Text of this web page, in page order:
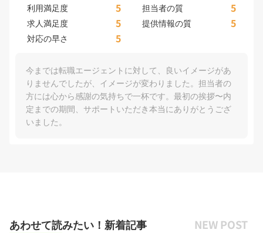
利用満足度 5 担当者の質 5
求人満足度 5 提供情報の質 5
対応の早さ 5
今までは転職エージェントに対して、良いイメージがあ
りませんでしたが、イメージが変わりました。担当者の
方には心から感謝の気持ちで一杯です。最初の挨拶〜内
定までの期間、サポートいただき本当にありがとうござ
いました。
あわせて読みたい！新着記事